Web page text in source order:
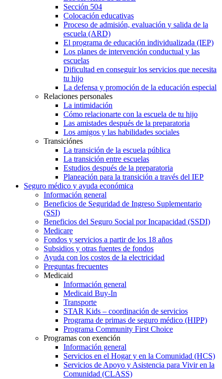
Sección 504
Colocación educativas
Proceso de admisión, evaluación y salida de la
escuela (ARD)
El programa de educación individualizada (IEP)
Los planes de intervención conductual y las
escuelas
Dificultad en conseguir los servicios que necesita
tu hijo
La defensa y promoción de la educación especial
Relaciones personales
La intimidación
Cómo relacionarte con la escuela de tu hijo
Las amistades después de la preparatoria
Los amigos y las habilidades sociales
Transiciónes
La transición de la escuela pública
La transición entre escuelas
Estudios después de la preparatoria
Planeación para la transición a través del IEP
Seguro médico y ayuda económica
Información general
Beneficios de Seguridad de Ingreso Suplementario
(SSI)
Beneficios del Seguro Social por Incapacidad (SSDI)
Medicare
Fondos y servicios a partir de los 18 años
Subsidios y otras fuentes de fondos
Ayuda con los costos de la electricidad
Preguntas frecuentes
Medicaid
Información general
Medicaid Buy-In
Transporte
STAR Kids – coordinación de servicios
Programa de primas de seguro médico (HIPP)
Programa Community First Choice
Programas con exención
Información general
Servicios en el Hogar y en la Comunidad (HCS)
Servicios de Apoyo y Asistencia para Vivir en la
Comunidad (CLASS)